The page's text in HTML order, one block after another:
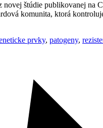
novej štúdie publikovanej
komunita, ktorá
prvky, patogeny,